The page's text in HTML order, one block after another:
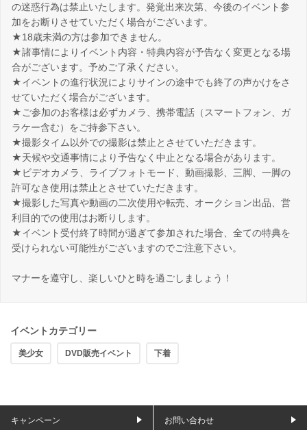
の迷惑行為は禁止いたします。発覚出来次第、今後のイベント参
加をお断りさせていただく場合がございます。
★18歳未満の方は参加できません。
★諸事情によりイベント内容・特典内容が予告なく変更となる場
合がございます。予めご了承ください。
★イベントの進行状況によりサインの途中でも終了の声かけをさ
せていただく場合がございます。
★ご参加のお客様は必ずカメラ、携帯電話（スマートフォン、ガ
ラケー含む）をご持参下さい。
★撮影タイム以外での撮影は禁止とさせていただきます。
★天候や交通事情により予告なく中止となる場合があります。
★ビデオカメラ、ライブフォトモード、動画撮影、三脚、一脚の
許可なき使用は禁止とさせていただきます。
★撮影した写真や動画の二次使用や転売、オークション出品、営
利目的での使用はお断りします。
★イベント受付終了時間が過ぎて参加された場合、全ての特典を
受けられない可能性がございますのでご注意下さい。
マナーを遵守し、楽しいひと時を過ごしましょう！
イベントカテゴリー
美少女 DVD販売イベント 下着
キャンペーン お問い合わせ